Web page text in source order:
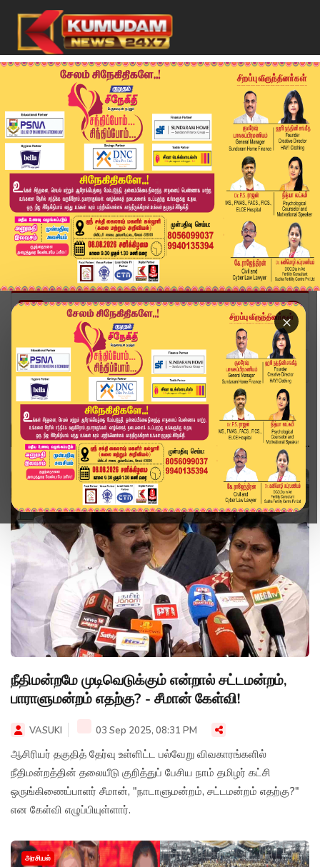
×
Home Topics சாதி
சாதி
நீதிமன்றமே முடிவெடுக்கும் என்றால் சட்டமன்றம்,
பாராளுமன்றம் எதற்கு? - சீமான் கேள்வி!
VASUKI 03 Sep 2025, 08:31 PM
ஆசிரியர் தகுதித் தேர்வு உள்ளிட்ட பல்வேறு விவகாரங்களில்
நீதிமன்றத்தின் தலையீடு குறித்துப் பேசிய நாம் தமிழர் கட்சி
ஒருங்கிணைப்பாளர் சீமான், "நாடாளுமன்றம், சட்டமன்றம் எதற்கு?"
என கேள்வி எழுப்பியுள்ளார்.
அரசியல்